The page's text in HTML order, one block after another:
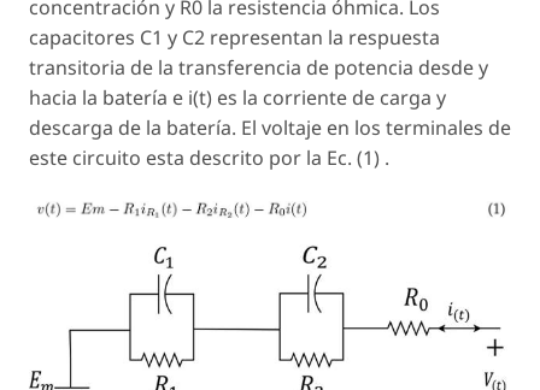
concentración y R0 la resistencia óhmica. Los
capacitores C1 y C2 representan la respuesta
transitoria de la transferencia de potencia desde y
hacia la batería e i(t) es la corriente de carga y
descarga de la batería. El voltaje en los terminales de
este circuito esta descrito por la Ec. (1) .